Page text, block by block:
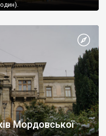
один).
Мордовської